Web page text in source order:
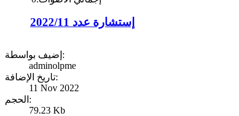
إستشارة عدد 2022/11
إضيف بواسطة:
adminolpme
تاريخ الإضافة:
11 Nov 2022
الحجم:
79.23 Kb